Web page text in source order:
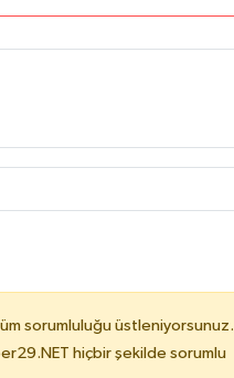
sorumluluğu üstleniyorsunuz.
hiçbir şekilde sorumlu